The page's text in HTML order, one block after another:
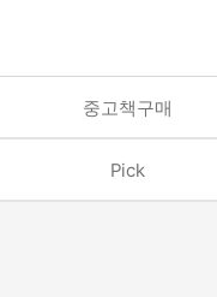
중고책구매
Pick